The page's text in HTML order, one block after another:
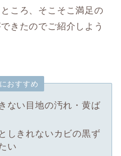
ころ、そこそこ満足の
きたのでご紹介しよう
おすすめ
ない目地の汚れ・黄ば
しきれないカビの黒ず
い